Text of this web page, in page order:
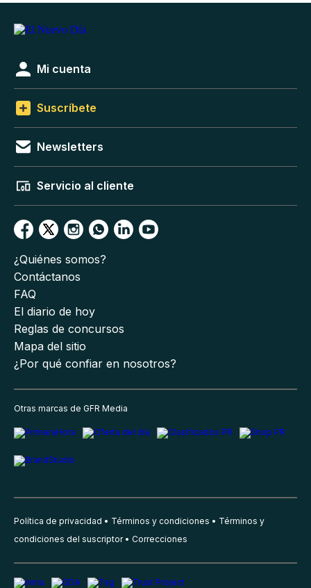
Mi cuenta
Suscríbete
Newsletters
Servicio al cliente
¿Quiénes somos?
Contáctanos
FAQ
El diario de hoy
Reglas de concursos
Mapa del sitio
¿Por qué confiar en nosotros?
Otras marcas de GFR Media
Política de privacidad Términos y condiciones
Términos y
condiciones del suscriptor
Correcciones